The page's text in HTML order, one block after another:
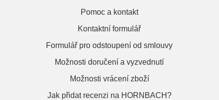
Pomoc a kontakt
Kontaktní formulář
Formulář pro odstoupení od smlouvy
Možnosti doručení a vyzvednutí
Možnosti vrácení zboží
Jak přidat recenzi na HORNBACH?